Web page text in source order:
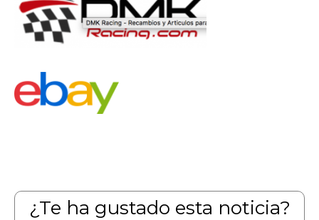
¿Te ha gustado esta noticia?